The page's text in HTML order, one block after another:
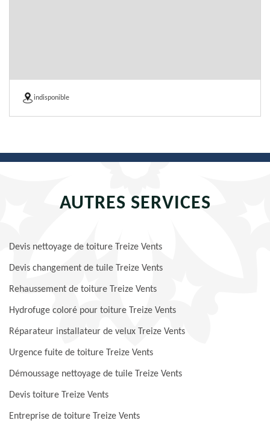
indisponible
AUTRES SERVICES
Devis nettoyage de toiture Treize Vents
Devis changement de tuile Treize Vents
Rehaussement de toiture Treize Vents
Hydrofuge coloré pour toiture Treize Vents
Réparateur installateur de velux Treize Vents
Urgence fuite de toiture Treize Vents
Démoussage nettoyage de tuile Treize Vents
Devis toiture Treize Vents
Entreprise de toiture Treize Vents